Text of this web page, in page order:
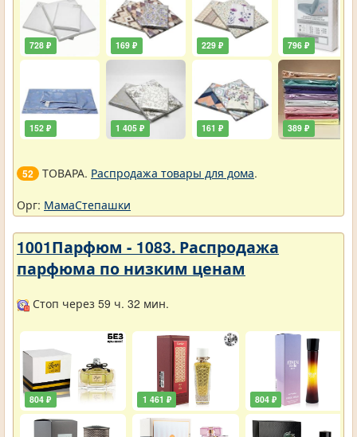
728 ₽
152 ₽
169 ₽
1 405 ₽
229 ₽
161 ₽
796 ₽
389 ₽
52 ТОВАРА. Распродажа товары для дома.
Орг: МамаСтепашки
1001Парфюм - 1083. Распродажа
парфюма по низким ценам
Стоп через 59 ч. 32 мин.
804 ₽ 1 461 ₽ 804 ₽